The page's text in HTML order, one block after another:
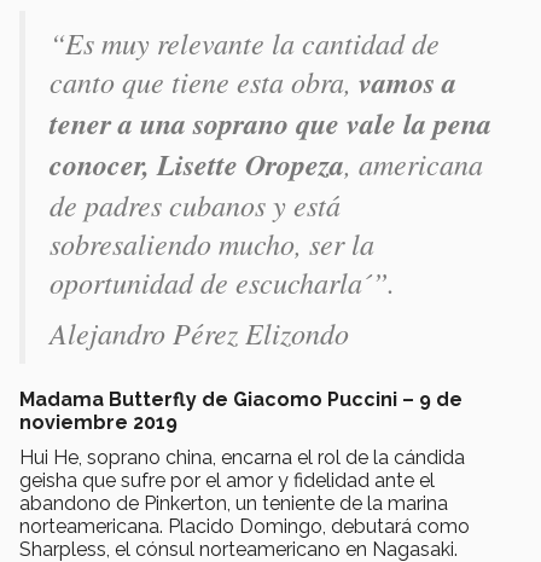
“Es muy relevante la cantidad de
canto que tiene esta obra, vamos a
tener a una soprano que vale la pena
conocer, Lisette Oropeza, americana
de padres cubanos y está
sobresaliendo mucho, ser la
oportunidad de escucharla´”.
Alejandro Pérez Elizondo
Madama Butterfly de Giacomo Puccini – 9 de
noviembre 2019
Hui He, soprano china, encarna el rol de la cándida
geisha que sufre por el amor y fidelidad ante el
abandono de Pinkerton, un teniente de la marina
norteamericana. Placido Domingo, debutará como
Sharpless, el cónsul norteamericano en Nagasaki.